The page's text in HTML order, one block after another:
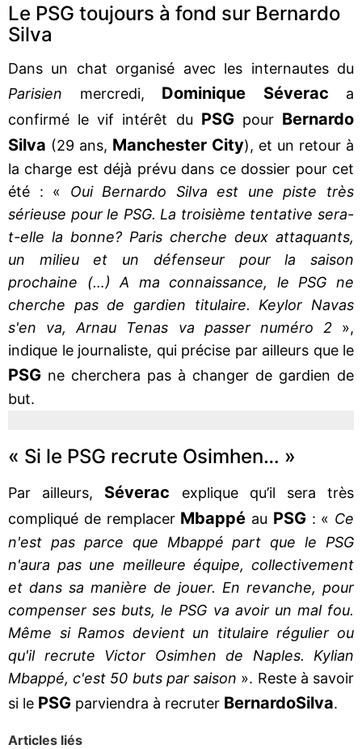
Le PSG toujours à fond sur Bernardo
Silva
Dans un chat organisé avec les internautes du
Parisien mercredi, Dominique Séverac a
confirmé le vif intérêt du PSGpour Bernardo
Silva (29 ans, Manchester City), et un retour à
la charge est déjà prévu dans ce dossier pour cet
été : « Oui Bernardo Silva est une piste très
sérieuse pour le PSG. La troisième tentative sera-
t-elle la bonne? Paris cherche deux attaquants,
un milieu et un défenseur pour la saison
prochaine (…) A ma connaissance, le PSG ne
cherche pas de gardien titulaire. Keylor Navas
s'en va, Arnau Tenas va passer numéro 2»,
indique le journaliste, qui précise par ailleurs que le
PSG ne cherchera pas à changer de gardien de
but.
« Si le PSG recrute Osimhen… »
Par ailleurs, Séverac explique qu’il sera très
compliqué de remplacer Mbappé au PSG: « Ce
n'est pas parce que Mbappé part que le PSG
n'aura pas une meilleure équipe, collectivement
et dans sa manière de jouer. En revanche, pour
compenser ses buts, le PSG va avoir un mal fou.
Même si Ramos devient un titulaire régulier ou
qu'il recrute Victor Osimhen de Naples. Kylian
Mbappé, c'est 50 buts par saison ». Reste à savoir
si le PSG parviendra à recruter BernardoSilva.
Articles liés